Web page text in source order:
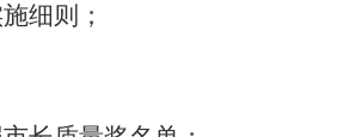
细则；